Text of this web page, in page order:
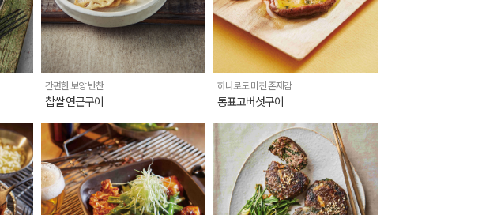
간편한 보양 반찬
찹쌀 연근구이
하나로도 미친 존재감
통표고버섯구이